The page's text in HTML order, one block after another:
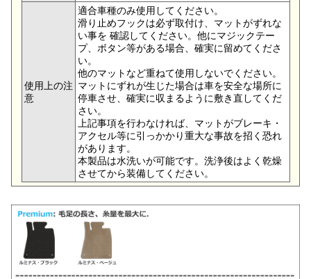
使用上の注
意
適合車種のみ使用してください。
滑り止めフックは必ず取付け、マットがずれな
い事を 確認してください。他にマジックテー
プ、ボタン等がある場合、確実に留めてくださ
い。
他のマットなど重ねて使用しないでください。
マットにずれが生じた場合は車を安全な場所に
停車させ、確実に収まるように敷き直してくだ
さい。
上記事項を行わなければ、マットがブレーキ・
アクセル等に引っかかり重大な事故を招く恐れ
があります。
本製品は水洗いが可能です。洗浄後はよく乾燥
させてから装備してください。